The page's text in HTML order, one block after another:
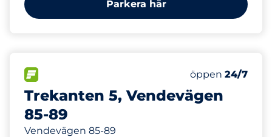
Parkera här
Trekanten 5, Vendevägen
85-89
Vendevägen 85-89
Antal
Totalt antal
Lördag
öppen 24/7
756 m